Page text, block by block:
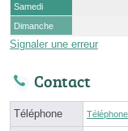
Samedi
Dimanche
Signaler une erreur
Contact
Téléphone